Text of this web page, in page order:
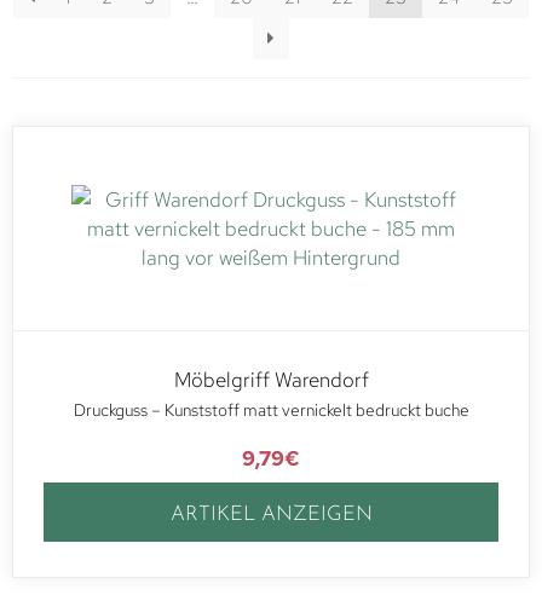
Möbelgriff Warendorf
Druckguss – Kunststoff matt vernickelt bedruckt buche
9,79€
ARTIKEL ANZEIGEN